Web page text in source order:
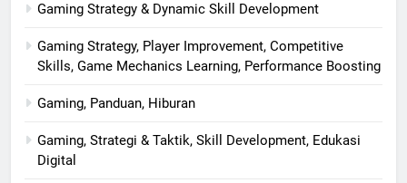
Gaming Strategy & Dynamic Skill Development
Gaming Strategy, Player Improvement, Competitive
Skills, Game Mechanics Learning, Performance Boosting
Gaming, Panduan, Hiburan
Gaming, Strategi & Taktik, Skill Development, Edukasi
Digital